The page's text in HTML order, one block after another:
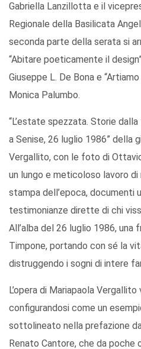
Gabriella Lanzillotta e il
Regionale della Basilicata
seconda parte della serata si
“Abitare poeticamente il
Giuseppe L. De Bona e
Monica Palumbo.
“L’estate spezzata. Storie
a Senise, 26 luglio 1986” della
Vergallito, con le foto di
un lungo e meticoloso lavoro
stampa dell’epoca,
testimonianze dirette di chi
All’alba del 26 luglio 1986, una
Timpone, portando con sé la
distruggendo i sogni di intere
L’opera di Mariapaola
configurandosi come un
sottolineato nella prefazione
Renato Cantore, che da poche